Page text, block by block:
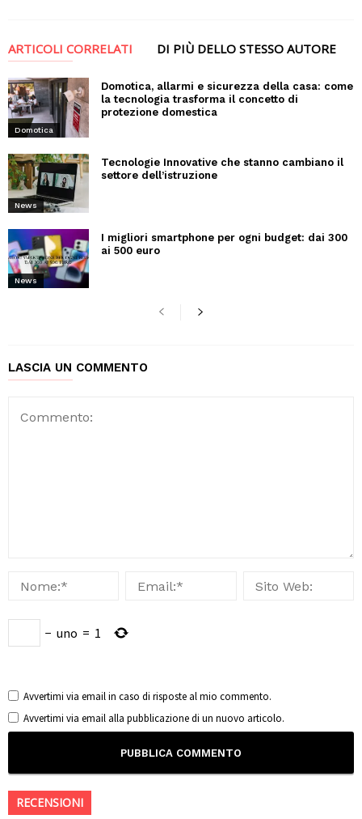
ARTICOLI CORRELATI DI PIÙ DELLO STESSO AUTORE
Domotica
Domotica, allarmi e sicurezza della casa: come
la tecnologia trasforma il concetto di
protezione domestica
News
Tecnologie Innovative che stanno cambiano il
settore dell’istruzione
News
I migliori smartphone per ogni budget: dai 300
ai 500 euro
LASCIA UN COMMENTO
− uno = 1
Avvertimi via email in caso di risposte al mio commento.
Avvertimi via email alla pubblicazione di un nuovo articolo.
RECENSIONI